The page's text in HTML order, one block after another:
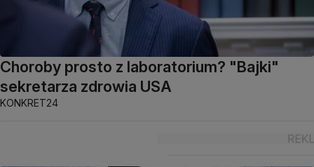
Choroby prosto z laboratorium? "Bajki"
sekretarza zdrowia USA
KONKRET24